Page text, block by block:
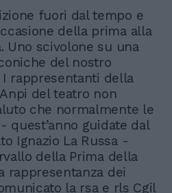
fuori dal tempo e
della prima alla
Uno scivolone su una
del nostro
rappresentanti della
del teatro non
che normalmente le
quest’anno guidate dal
Ignazio La Russa -
della Prima della
rappresentanza dei
la rsa e rls Cgil